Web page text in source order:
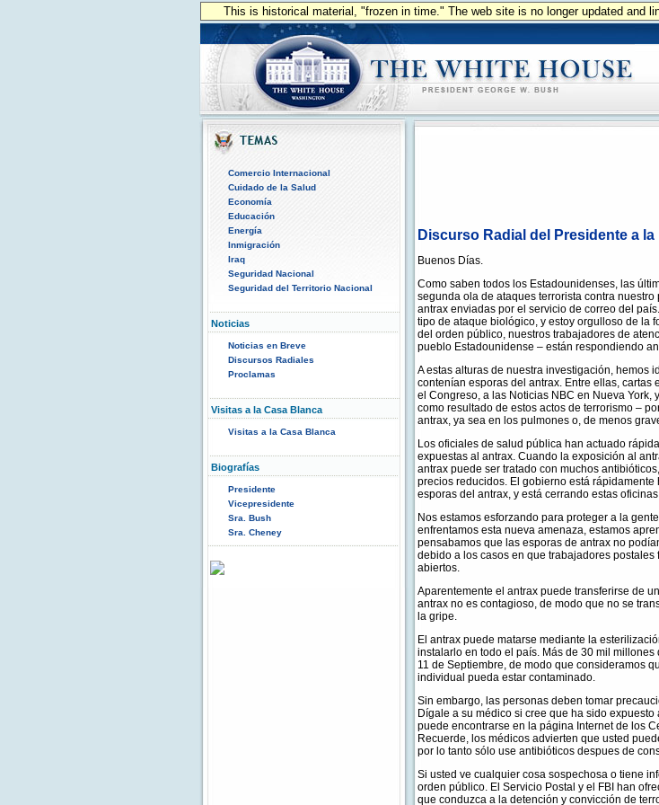
This is historical material, "frozen in time." The web site is no longer updated and
Comercio Internacional
Cuidado de la Salud
Economía
Educación
Energía
Inmigración
Iraq
Seguridad Nacional
Seguridad del Territorio Nacional
Noticias
Noticias en Breve
Discursos Radiales
Proclamas
Visitas a la Casa Blanca
Visitas a la Casa Blanca
Biografías
Presidente
Vicepresidente
Sra. Bush
Sra. Cheney
Discurso Radial del Presidente a la
Buenos Días.
Como saben todos los Estadounidenses, las
segunda ola de ataques terrorista contra nuestro
antrax enviadas por el servicio de correo del
tipo de ataque biológico, y estoy orgulloso de la
del orden público, nuestros trabajadores de
pueblo Estadounidense – están respondiendo
A estas alturas de nuestra investigación, hemos
contenían esporas del antrax. Entre ellas,
el Congreso, a las Noticias NBC en Nueva
como resultado de estos actos de terrorismo –
antrax, ya sea en los pulmones o, de menos
Los oficiales de salud pública han actuado
expuestas al antrax. Cuando la exposición al
antrax puede ser tratado con muchos
precios reducidos. El gobierno está
esporas del antrax, y está cerrando estas
Nos estamos esforzando para proteger a la
enfrentamos esta nueva amenaza, estamos
pensabamos que las esporas de antrax no
debido a los casos en que trabajadores
abiertos.
Aparentemente el antrax puede transferirse de
antrax no es contagioso, de modo que no se
la gripe.
El antrax puede matarse mediante la
instalarlo en todo el país. Más de 30 mil
11 de Septiembre, de modo que consideramos
individual pueda estar contaminado.
Sin embargo, las personas deben tomar
Dígale a su médico si cree que ha sido
puede encontrarse en la página Internet de los
Recuerde, los médicos advierten que usted
por lo tanto sólo use antibióticos despues de
Si usted ve cualquier cosa sospechosa o tiene
orden público. El Servicio Postal y el FBI han
que conduzca a la detención y convicción de